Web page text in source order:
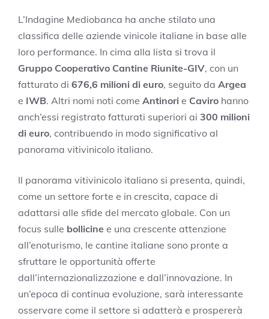
L’Indagine Mediobanca ha anche stilato una
classifica delle aziende vinicole italiane in base alle
loro performance. In cima alla lista si trova il
Gruppo Cooperativo Cantine Riunite-GIV, con un
fatturato di 676,6 milioni di euro, seguito da Argea
e IWB. Altri nomi noti come Antinori e Caviro hanno
anch’essi registrato fatturati superiori ai 300 milioni
di euro, contribuendo in modo significativo al
panorama vitivinicolo italiano.
Il panorama vitivinicolo italiano si presenta, quindi,
come un settore forte e in crescita, capace di
adattarsi alle sfide del mercato globale. Con un
focus sulle bollicine e una crescente attenzione
all’enoturismo, le cantine italiane sono pronte a
sfruttare le opportunità offerte
dall’internazionalizzazione e dall’innovazione. In
un’epoca di continua evoluzione, sarà interessante
osservare come il settore si adatterà e prospererà